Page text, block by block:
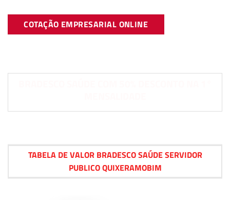
COTAÇÃO EMPRESARIAL ONLINE
TABELA DE VALOR BRADESCO SAÚDE SERVIDOR
PUBLICO QUIXERAMOBIM